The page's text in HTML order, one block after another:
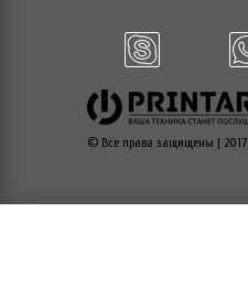
© Все права защищены | 2017